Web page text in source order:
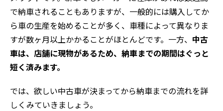
で納車されることもありますが、一般的には購入してか
ら車の生産を始めることが多く、車種によって異なりま
すが数ヶ月以上かかることがほとんどです。一方、 中古
車は、店舗に現物があるため、納車までの期間はぐっと
短く済みます。
では、欲しい中古車が決まってから納車までの流れを詳
しくみていきましょう。